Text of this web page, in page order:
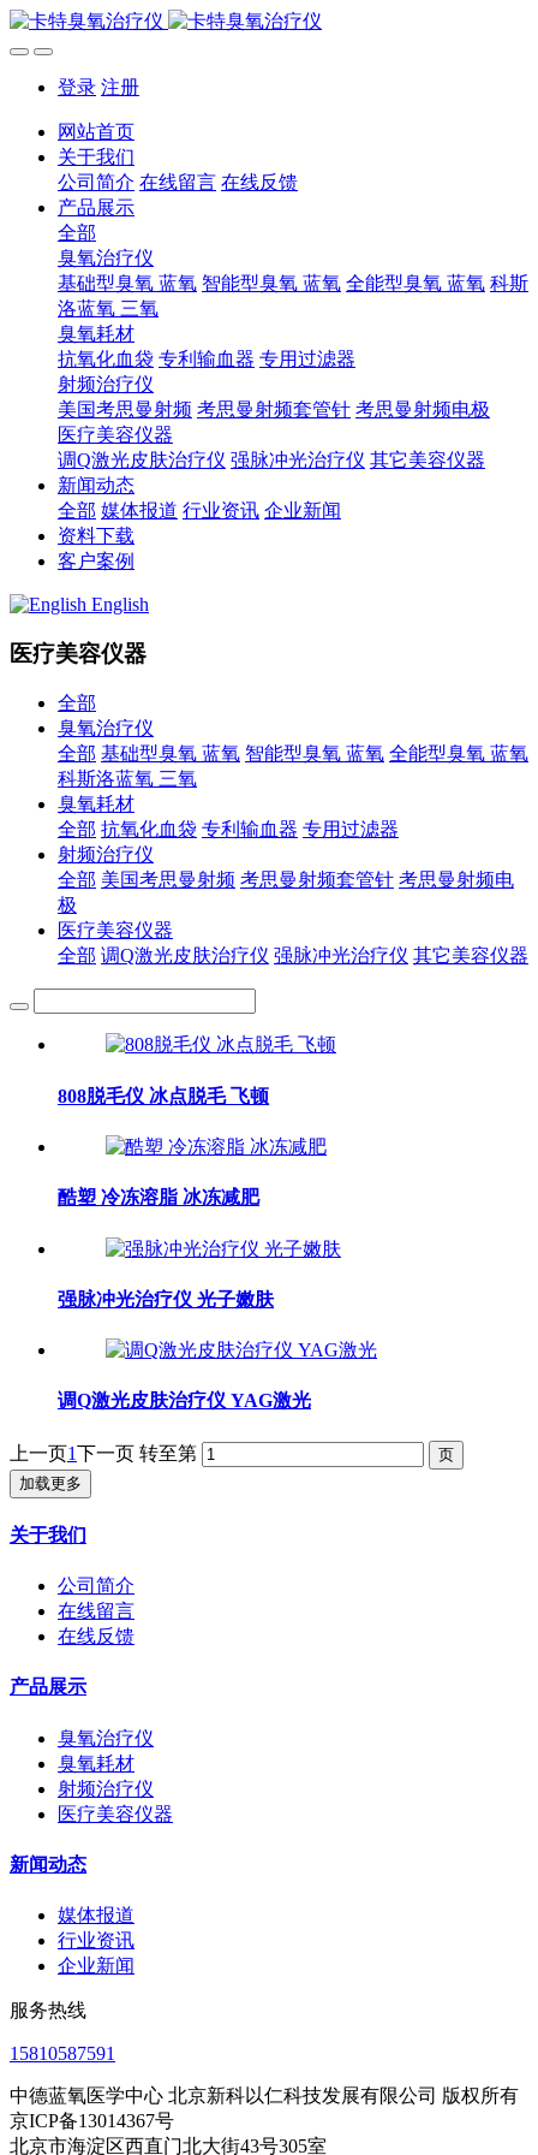
登录 注册
网站首页
关于我们
公司简介 在线留言 在线反馈
产品展示
全部
臭氧治疗仪
基础型臭氧 蓝氧 智能型臭氧 蓝氧 全能型臭氧 蓝氧 科斯
洛蓝氧 三氧
臭氧耗材
抗氧化血袋 专利输血器 专用过滤器
射频治疗仪
美国考思曼射频 考思曼射频套管针 考思曼射频电极
医疗美容仪器
调Q激光皮肤治疗仪 强脉冲光治疗仪 其它美容仪器
新闻动态
全部 媒体报道 行业资讯 企业新闻
资料下载
客户案例
English
医疗美容仪器
全部
臭氧治疗仪
全部 基础型臭氧 蓝氧 智能型臭氧 蓝氧 全能型臭氧 蓝氧
科斯洛蓝氧 三氧
臭氧耗材
全部 抗氧化血袋 专利输血器 专用过滤器
射频治疗仪
全部 美国考思曼射频 考思曼射频套管针 考思曼射频电
极
医疗美容仪器
全部 调Q激光皮肤治疗仪 强脉冲光治疗仪 其它美容仪器
808脱毛仪 冰点脱毛 飞顿
酷塑 冷冻溶脂 冰冻减肥
强脉冲光治疗仪 光子嫩肤
调Q激光皮肤治疗仪 YAG激光
上一页1下一页 转至第
加载更多
关于我们
公司简介
在线留言
在线反馈
产品展示
臭氧治疗仪
臭氧耗材
射频治疗仪
医疗美容仪器
新闻动态
媒体报道
行业资讯
企业新闻
服务热线
15810587591
中德蓝氧医学中心 北京新科以仁科技发展有限公司 版权所有
京ICP备13014367号
北京市海淀区西直门北大街43号305室